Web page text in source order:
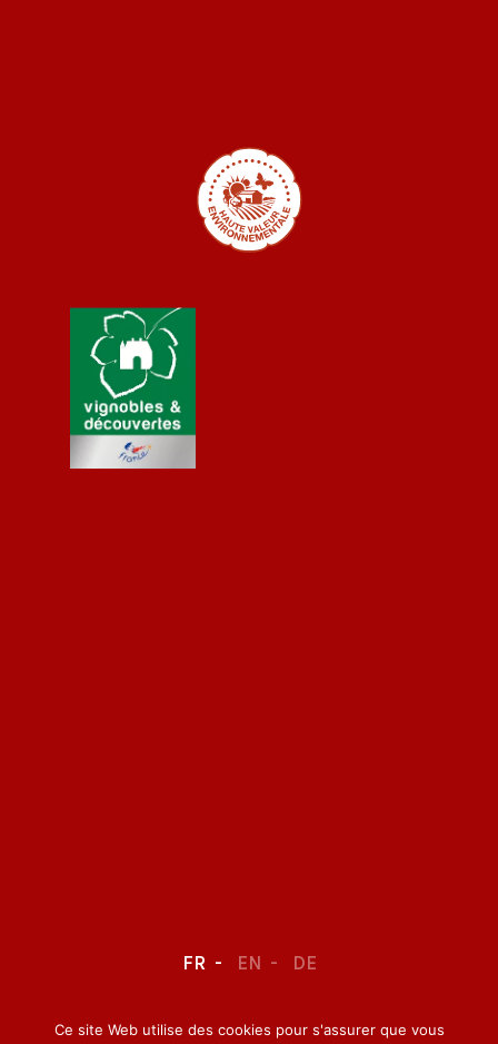
FR EN DE
LEGAL NOTICE–CONFIDENTIALITY
Ce site Web utilise des cookies pour s'assurer que vous